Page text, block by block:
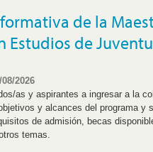
de la
Estudios de
2026
as y aspirantes a ingresar a la
y alcances del programa y
de admisión, becas
temas.